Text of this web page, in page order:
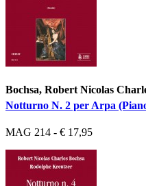
Bochsa, Robert Nicolas
Notturno N. 2 per Arpa
MAG 214 - € 17,95